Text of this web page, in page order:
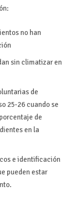
no han
sin climatizar en
de
25-26 cuando se
de
en la
e identificación
pueden estar